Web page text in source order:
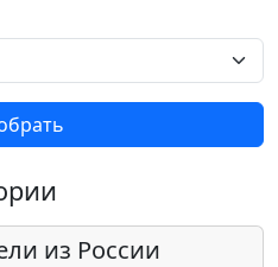
из России